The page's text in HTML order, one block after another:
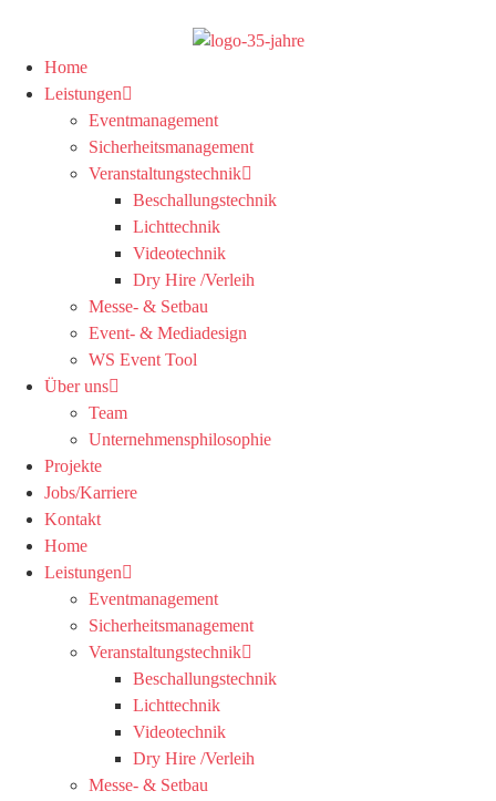
Home
Leistungen
Eventmanagement
Sicherheitsmanagement
Veranstaltungstechnik
Beschallungstechnik
Lichttechnik
Videotechnik
Dry Hire /Verleih
Messe- & Setbau
Event- & Mediadesign
WS Event Tool
Über uns
Team
Unternehmensphilosophie
Projekte
Jobs/Karriere
Kontakt
Home
Leistungen
Eventmanagement
Sicherheitsmanagement
Veranstaltungstechnik
Beschallungstechnik
Lichttechnik
Videotechnik
Dry Hire /Verleih
Messe- & Setbau